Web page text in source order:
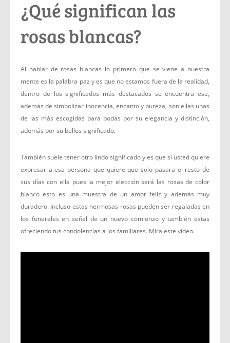
¿Qué significan las
rosas blancas?
Al hablar de rosas blancas lo primero que se viene a nuestra
mente es la palabra paz y es que no estamos fuera de la realidad,
dentro de los significados más destacados se encuentra ese,
además de simbolizar inocencia, encanto y pureza, son ellas unas
de las más escogidas para bodas por su elegancia y distinción,
además por su bellos significado.
También suele tener otro lindo significado y es que si usted quiere
expresar a esa persona que quiere que solo pasara el resto de
sus días con ella pues la mejor elección será las rosas de color
blanco esto es una muestra de un amor feliz y además muy
duradero. Incluso estas hermosas rosas pueden ser regaladas en
los funerales en señal de un nuevo comienzo y también estas
ofreciendo tus condolencias a los familiares. Mira este vídeo.